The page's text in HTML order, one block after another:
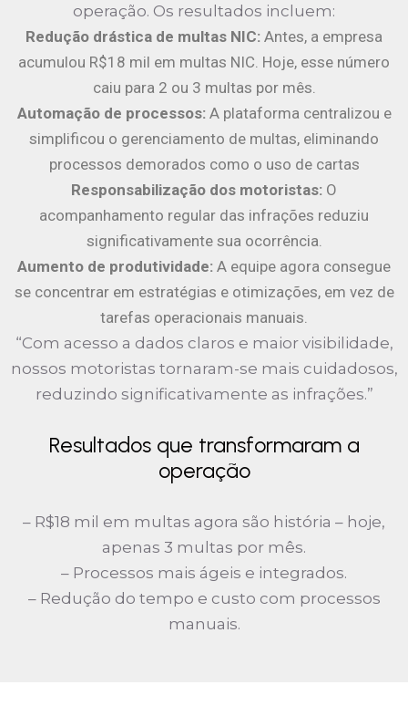
operação. Os resultados incluem:
Redução drástica de multas NIC: Antes, a empresa
acumulou R$18 mil em multas NIC. Hoje, esse número
caiu para 2 ou 3 multas por mês.
Automação de processos:A plataforma centralizou e
simplificou o gerenciamento de multas, eliminando
processos demorados como o uso de cartas
Responsabilização dos motoristas: O
acompanhamento regular das infrações reduziu
significativamente sua ocorrência.
Aumento de produtividade: A equipe agora consegue
se concentrar em estratégias e otimizações, em vez de
tarefas operacionais manuais.
“Com acesso a dados claros e maior visibilidade,
nossos motoristas tornaram-se mais cuidadosos,
reduzindo significativamente as infrações.”
Resultados que transformaram a
operação
– R$18 mil em multas agora são história – hoje,
apenas 3 multas por mês.
– Processos mais ágeis e integrados.
– Redução do tempo e custo com processos
manuais.